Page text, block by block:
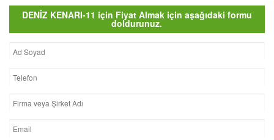
DENİZ KENARI-11 için Fiyat Almak için aşağıdaki formu
doldurunuz.